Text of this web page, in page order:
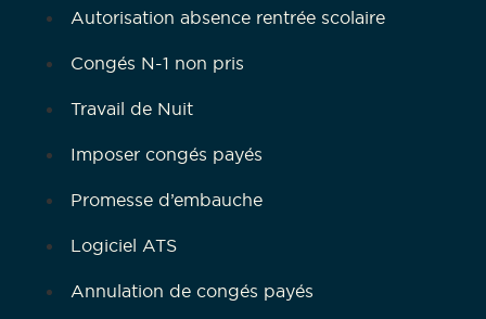
Autorisation absence rentrée scolaire
Congés N-1 non pris
Travail de Nuit
Imposer congés payés
Promesse d’embauche
Logiciel ATS
Annulation de congés payés